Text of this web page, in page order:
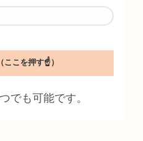
でも可能です。